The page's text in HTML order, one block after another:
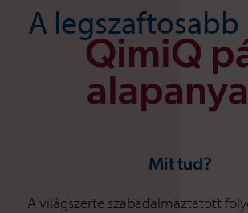
A
QimiQ
Mit tud?
A világszerte szabadalmaztatott